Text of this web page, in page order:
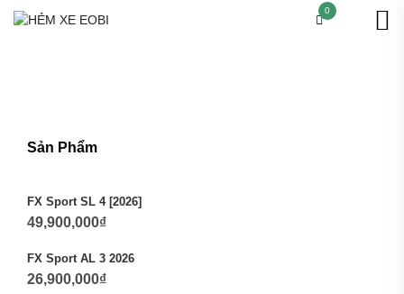
0
Sản Phẩm
FX Sport SL 4 [2026]
49,900,000₫
FX Sport AL 3 2026
26,900,000₫